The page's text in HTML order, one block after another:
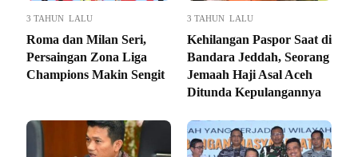
3 TAHUN LALU
Roma dan Milan Seri,
Persaingan Zona Liga
Champions Makin Sengit
3 TAHUN LALU
Kehilangan Paspor Saat di
Bandara Jeddah, Seorang
Jemaah Haji Asal Aceh
Ditunda Kepulangannya